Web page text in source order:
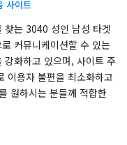
사이트
찾는 3040 성인 남성 타겟
커뮤니케이션할 수 있는
강화하고 있으며, 사이트 주
이용자 불편을 최소화하고
원하시는 분들께 적합한